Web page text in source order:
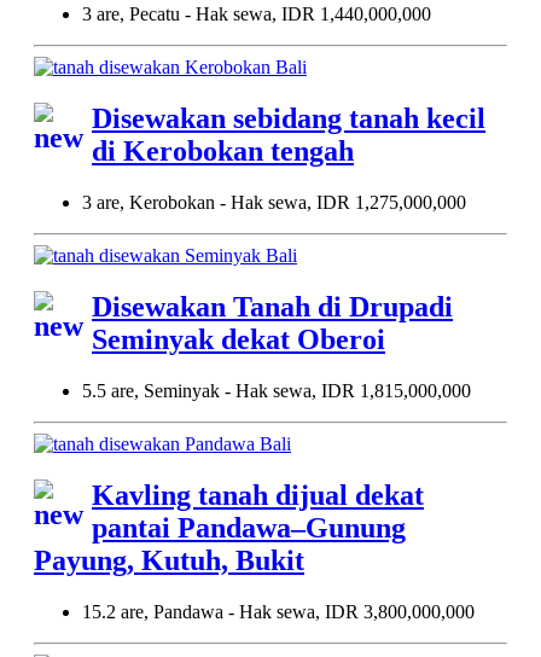
3 are, Pecatu - Hak sewa, IDR 1,440,000,000
Disewakan sebidang tanah kecil
di Kerobokan tengah
3 are, Kerobokan - Hak sewa, IDR 1,275,000,000
Disewakan Tanah di Drupadi
Seminyak dekat Oberoi
5.5 are, Seminyak - Hak sewa, IDR 1,815,000,000
Kavling tanah dijual dekat
pantai Pandawa–Gunung
Payung, Kutuh, Bukit
15.2 are, Pandawa - Hak sewa, IDR 3,800,000,000